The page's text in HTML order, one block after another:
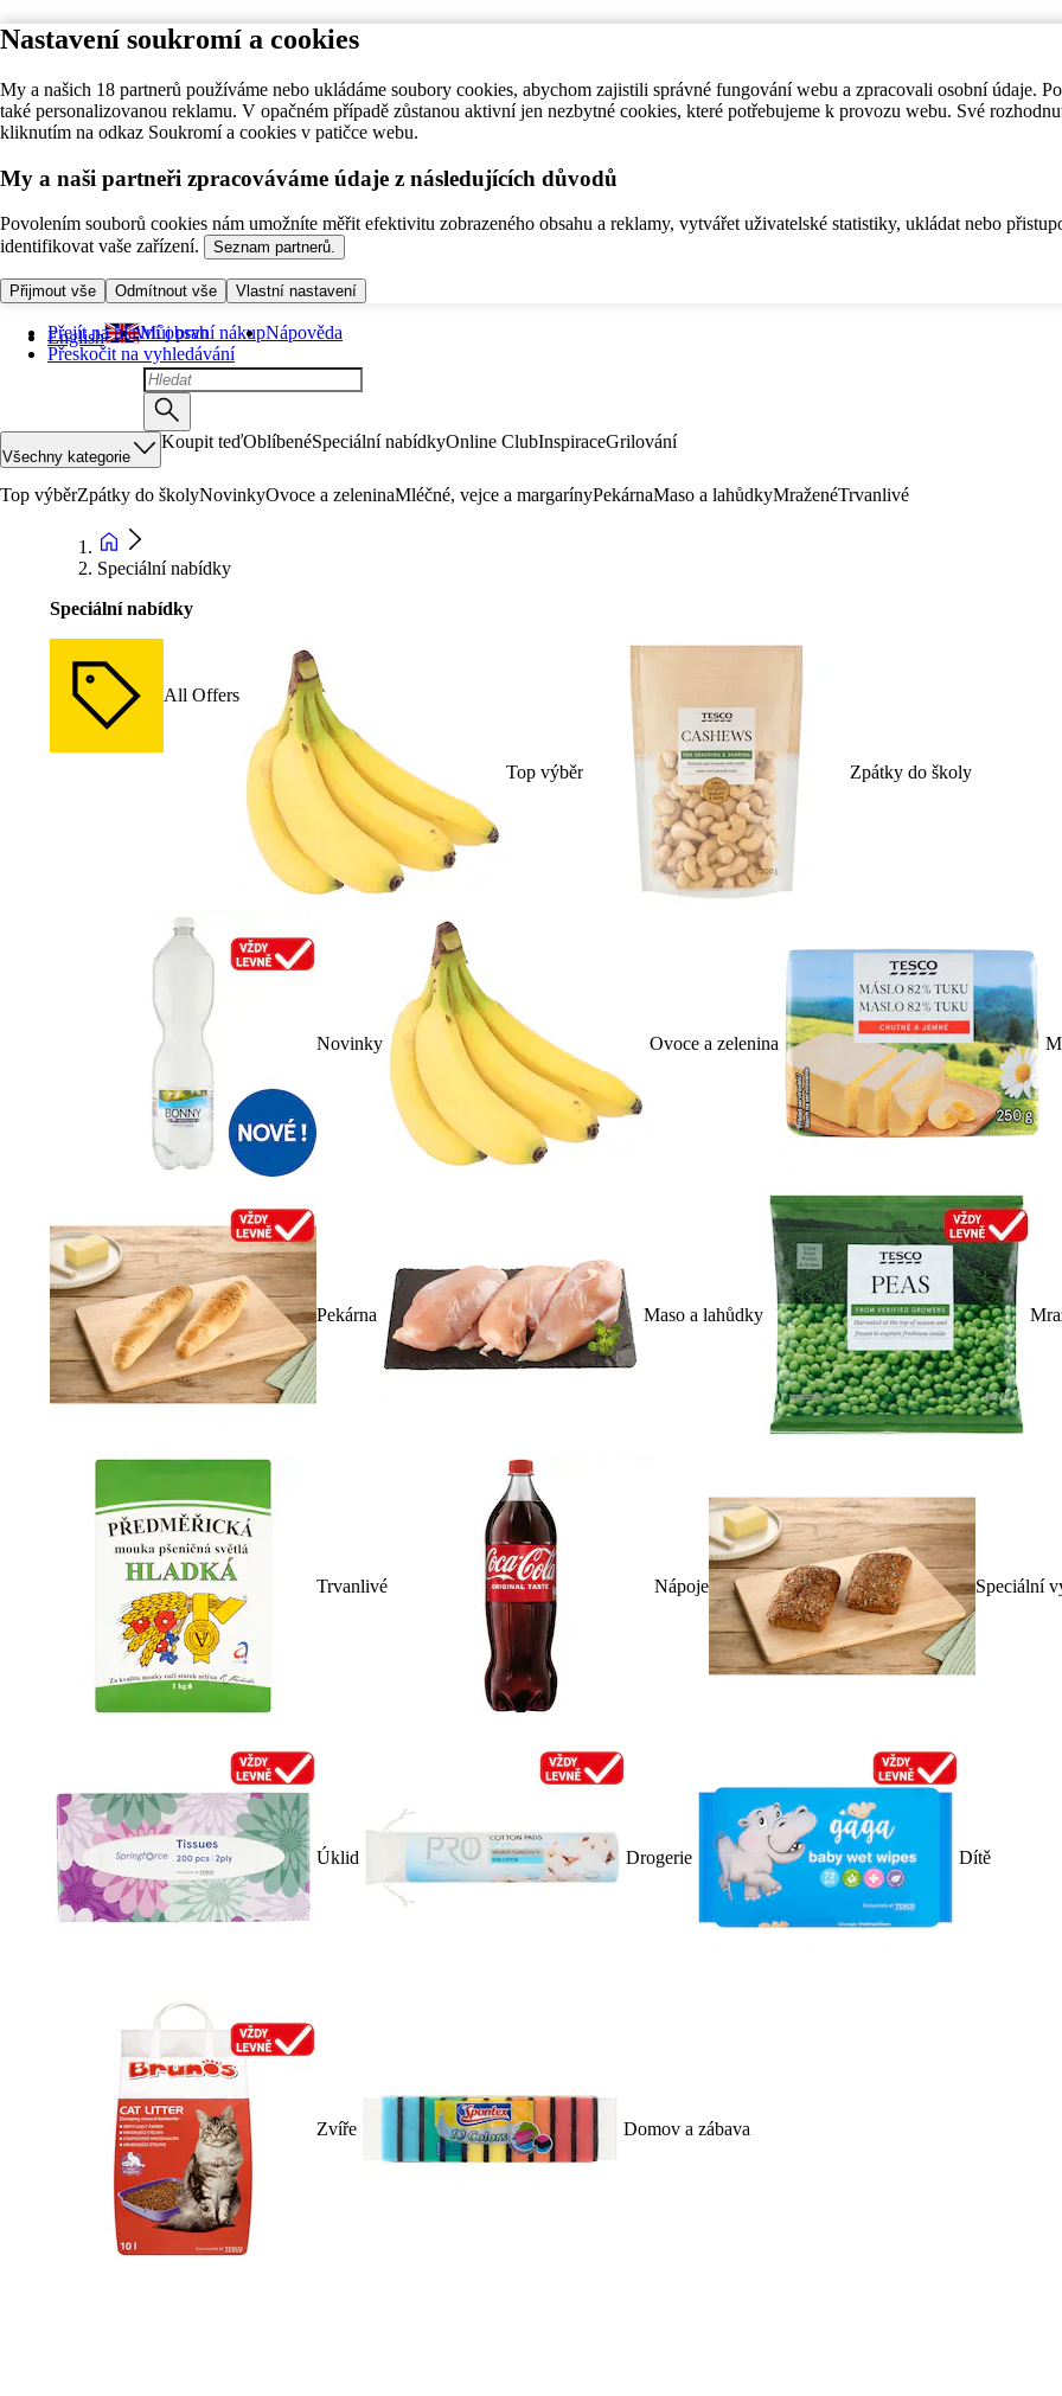
Nastavení soukromí a cookies
My a našich 18 partnerů používáme nebo ukládáme soubory cookies, abychom zajistili správné fungování webu a zpracovali osobní údaje.
také personalizovanou reklamu. V opačném případě zůstanou aktivní jen nezbytné cookies, které potřebujeme k provozu webu. Své
kliknutím na odkaz Soukromí a cookies v patičce webu.
My a naši partneři zpracováváme údaje z následujících důvodů
Povolením souborů cookies nám umožníte měřit efektivitu zobrazeného obsahu a reklamy, vytvářet uživatelské statistiky, ukládat nebo
identifikovat vaše zařízení.
Seznam partnerů.
Přijmout vše Odmítnout vše Vlastní nastavení
Přejít na hlavní obsah
Přeskočit na vyhledávání
English Můj první nákupNápověda
Všechny kategorie
Koupit teďOblíbenéSpeciální nabídkyOnline ClubInspiraceGrilování
Top výběrZpátky do školyNovinkyOvoce a zeleninaMléčné, vejce a margarínyPekárnaMaso a lahůdkyMraženéTrvanlivé
Speciální nabídky
Speciální nabídky
All Offers
Top výběr Zpátky do školy
Novinky Ovoce a zelenina
Pekárna Maso a lahůdky
Trvanlivé Nápoje Speciální
Úklid Drogerie Dítě
Zvíře Domov a zábava